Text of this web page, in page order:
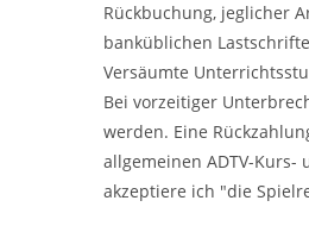
Rückbuchung, jeglicher
banküblichen
Versäumte
Bei vorzeitiger
werden. Eine
allgemeinen ADTV-
akzeptiere ich "die